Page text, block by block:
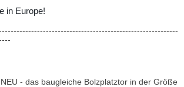
in Europe!
- das baugleiche Bolzplatztor in der Größe